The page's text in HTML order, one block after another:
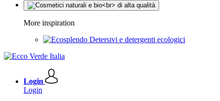
More inspiration
Detersivi e detergenti ecologici
Login
Login